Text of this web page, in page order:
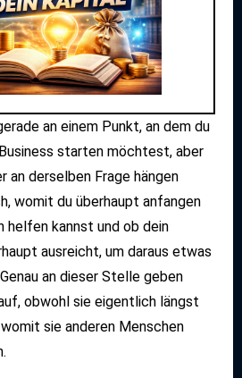
an einem Punkt, an dem du
starten möchtest, aber
an derselben Frage hängen
womit du überhaupt anfangen
helfen kannst und ob dein
ausreicht, um daraus etwas
an dieser Stelle geben
obwohl sie eigentlich längst
sie anderen Menschen